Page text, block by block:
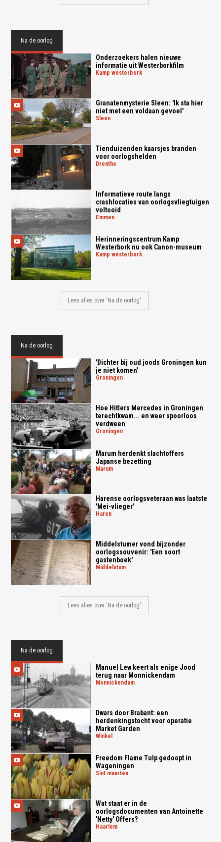
Na de oorlog
Onderzoekers halen nieuwe
informatie uit Westerborkfilm
kamp westerbork
Granatenmysterie Sleen: 'Ik sta hier
niet met een voldaan gevoel'
sleen
Tienduizenden kaarsjes branden
voor oorlogshelden
drenthe
Informatieve route langs
crashlocaties van oorlogsvliegtuigen
voltooid
emmen
Herinneringscentrum Kamp
Westerbork nu ook Canon-museum
kamp westerbork
Lees alles over 'Na de oorlog'
Na de oorlog
'Dichter bij oud joods Groningen kun
je niet komen'
groningen
Hoe Hitlers Mercedes in Groningen
terechtkwam... en weer spoorloos
verdween
groningen
Marum herdenkt slachtoffers
Japanse bezetting
marum
Harense oorlogsveteraan was laatste
'Mei-vlieger'
haren
Middelstumer vond bijzonder
oorlogssouvenir: 'Een soort
gastenboek'
middelstum
Lees alles over 'Na de oorlog'
Na de oorlog
Manuel Lew keert als enige Jood
terug naar Monnickendam
monnickendam
Dwars door Brabant: een
herdenkingstocht voor operatie
Market Garden
winkel
Freedom Flame Tulp gedoopt in
Wageningen
sint maarten
Wat staat er in de
oorlogsdocumenten van Antoinette
'Netty' Offers?
haarlem